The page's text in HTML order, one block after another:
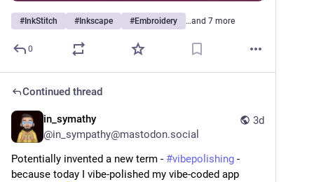
Compatibilitate extinsă cu mașinile de brodat:
precum .DST, .PES, .EXP, .JEF, .VP3 și multe altele,
Multiplatformă și 100% Gratuit:
• Rulează impecabil pe Linux, Windows și macOS, fiind
susținut de o comunitate activă ce adaugă constant
funcții noi și ghiduri de utilizare.
Un proiect extraordinar ce pune puterea dizainului
#InkStitch #Inkscape #Embroidery …and 7 more
0
Continued thread
3d
in_symathy
@in_sympathy@mastodon.social
Potentially invented a new term - #vibepolishing -
because today I vibe-polished my vibe-coded app